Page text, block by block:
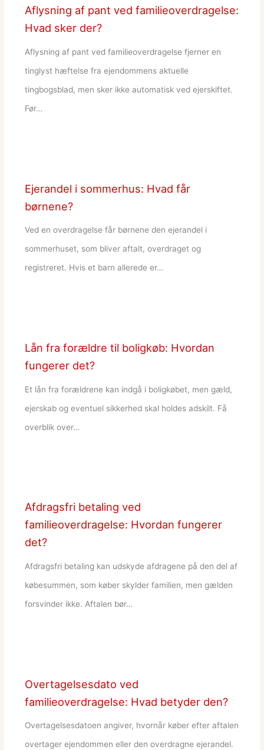
Aflysning af pant ved familieoverdragelse:
Hvad sker der?
Aflysning af pant ved familieoverdragelse fjerner en
tinglyst hæftelse fra ejendommens aktuelle
tingbogsblad, men sker ikke automatisk ved ejerskiftet.
Før…
Ejerandel i sommerhus: Hvad får
børnene?
Ved en overdragelse får børnene den ejerandel i
sommerhuset, som bliver aftalt, overdraget og
registreret. Hvis et barn allerede er…
Lån fra forældre til boligkøb: Hvordan
fungerer det?
Et lån fra forældrene kan indgå i boligkøbet, men gæld,
ejerskab og eventuel sikkerhed skal holdes adskilt. Få
overblik over…
Afdragsfri betaling ved
familieoverdragelse: Hvordan fungerer
det?
Afdragsfri betaling kan udskyde afdragene på den del af
købesummen, som køber skylder familien, men gælden
forsvinder ikke. Aftalen bør…
Overtagelsesdato ved
familieoverdragelse: Hvad betyder den?
Overtagelsesdatoen angiver, hvornår køber efter aftalen
overtager ejendommen eller den overdragne ejerandel.